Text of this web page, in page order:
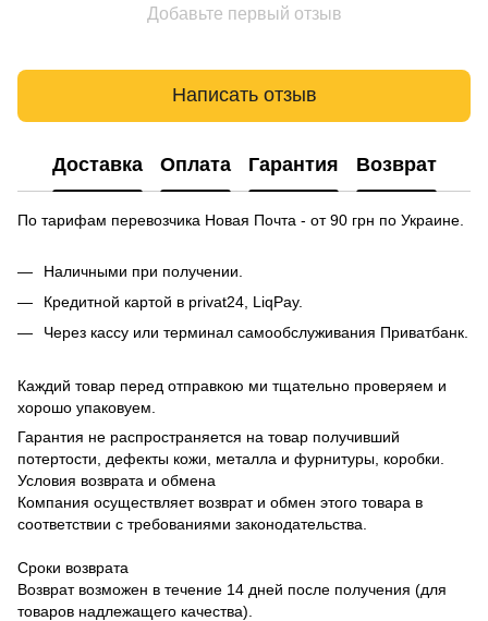
Добавьте первый отзыв
Написать отзыв
Доставка Оплата Гарантия Возврат
По тарифам перевозчика Новая Почта - от 90 грн по Украине.
Наличными при получении.
Кредитной картой в privat24, LiqPay.
Через кассу или терминал самообслуживания Приватбанк.
Каждий товар перед отправкою ми тщательно проверяем и
хорошо упаковуем.
Гарантия не распространяется на товар получивший
потертости, дефекты кожи, металла и фурнитуры, коробки.
Условия возврата и обмена
Компания осуществляет возврат и обмен этого товара в
соответствии с требованиями законодательства.
Сроки возврата
Возврат возможен в течение 14 дней после получения (для
товаров надлежащего качества).